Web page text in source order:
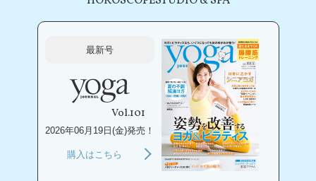
最新号
Vol.101
2026年06月19日(金)発売！
購入はこちら